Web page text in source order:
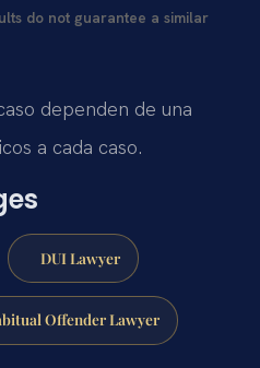
do not guarantee a similar
dependen de una
a cada caso.
DUI Lawyer
Offender Lawyer